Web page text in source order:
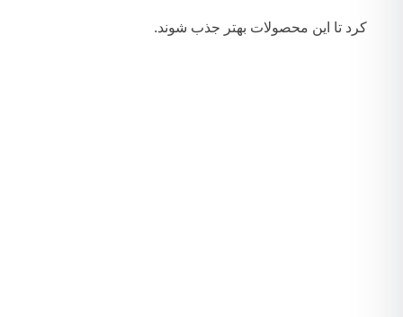
کرد تا این محصولات بهتر جذب شوند.